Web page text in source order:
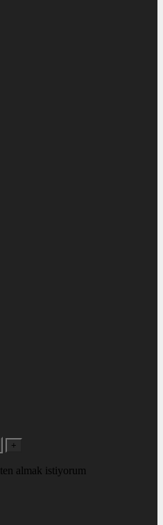
+
almak istiyorum